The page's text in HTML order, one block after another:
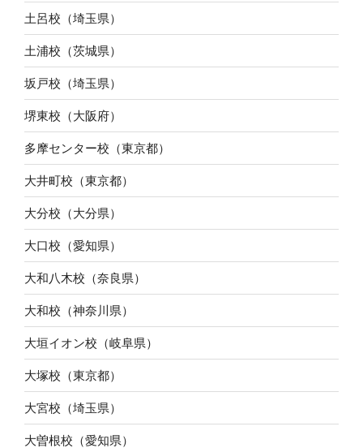
土呂校（埼玉県）
土浦校（茨城県）
坂戸校（埼玉県）
堺東校（大阪府）
多摩センター校（東京都）
大井町校（東京都）
大分校（大分県）
大口校（愛知県）
大和八木校（奈良県）
大和校（神奈川県）
大垣イオン校（岐阜県）
大塚校（東京都）
大宮校（埼玉県）
大曽根校（愛知県）